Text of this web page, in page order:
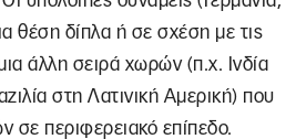
θέση δίπλα ή σε σχέση με τις
άλλη σειρά χωρών (π.χ. Ινδία
στη Λατινική Αμερική) που
σε περιφερειακό επίπεδο.